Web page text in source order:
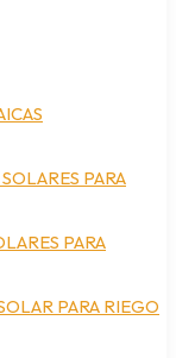
PARA
PARA
PARA RIEGO